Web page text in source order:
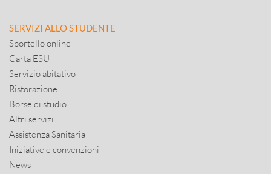
SERVIZI ALLO STUDENTE
Sportello online
Carta ESU
Servizio abitativo
Ristorazione
Borse di studio
Altri servizi
Assistenza Sanitaria
Iniziative e convenzioni
News